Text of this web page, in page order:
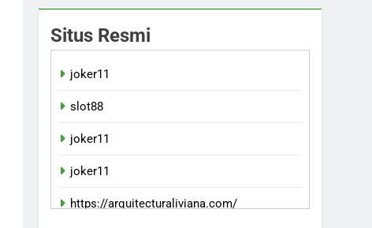
Situs Resmi
joker11
slot88
joker11
joker11
https://arquitecturaliviana.com/